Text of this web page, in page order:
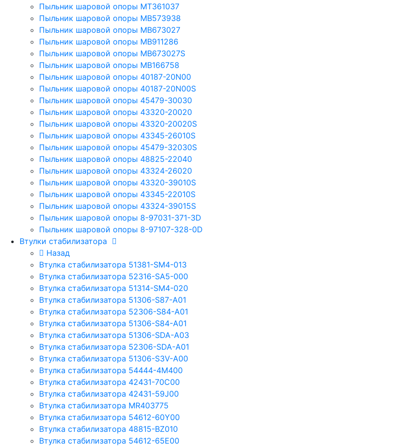
Пыльник шаровой опоры MT361037
Пыльник шаровой опоры MB573938
Пыльник шаровой опоры MB673027
Пыльник шаровой опоры MB911286
Пыльник шаровой опоры MB673027S
Пыльник шаровой опоры MB166758
Пыльник шаровой опоры 40187-20N00
Пыльник шаровой опоры 40187-20N00S
Пыльник шаровой опоры 45479-30030
Пыльник шаровой опоры 43320-20020
Пыльник шаровой опоры 43320-20020S
Пыльник шаровой опоры 43345-26010S
Пыльник шаровой опоры 45479-32030S
Пыльник шаровой опоры 48825-22040
Пыльник шаровой опоры 43324-26020
Пыльник шаровой опоры 43320-39010S
Пыльник шаровой опоры 43345-22010S
Пыльник шаровой опоры 43324-39015S
Пыльник шаровой опоры 8-97031-371-3D
Пыльник шаровой опоры 8-97107-328-0D
Втулки стабилизатора
Назад
Втулка стабилизатора 51381-SM4-013
Втулка стабилизатора 52316-SA5-000
Втулка стабилизатора 51314-SM4-020
Втулка стабилизатора 51306-S87-A01
Втулка стабилизатора 52306-S84-A01
Втулка стабилизатора 51306-S84-A01
Втулка стабилизатора 51306-SDA-A03
Втулка стабилизатора 52306-SDA-A01
Втулка стабилизатора 51306-S3V-A00
Втулка стабилизатора 54444-4M400
Втулка стабилизатора 42431-70С00
Втулка стабилизатора 42431-59J00
Втулка стабилизатора MR403775
Втулка стабилизатора 54612-60Y00
Втулка стабилизатора 48815-BZ010
Втулка стабилизатора 54612-65Е00